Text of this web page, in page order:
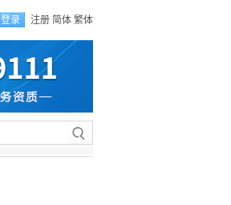
登录 注册 简体 繁体